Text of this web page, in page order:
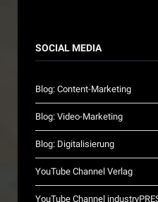
SOCIAL MEDIA
Blog: Content-Marketing
Blog: Video-Marketing
Blog: Digitalisierung
YouTube Channel Verlag
YouTube Channel